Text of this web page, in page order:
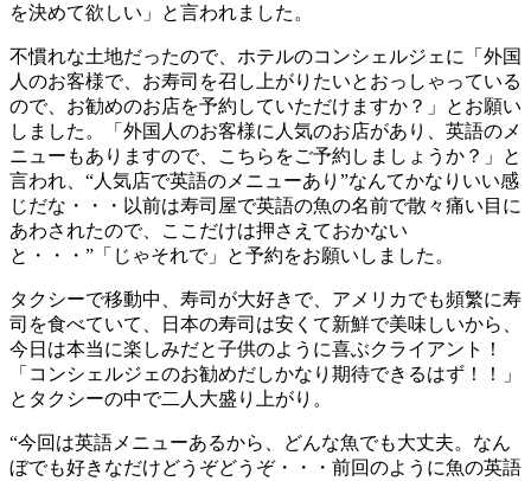
を決めて欲しい」と言われました。
不慣れな土地だったので、ホテルのコンシェルジェに「外国
人のお客様で、お寿司を召し上がりたいとおっしゃっている
ので、お勧めのお店を予約していただけますか？」とお願い
しました。「外国人のお客様に人気のお店があり、英語のメ
ニューもありますので、こちらをご予約しましょうか？」と
言われ、“人気店で英語のメニューあり”なんてかなりいい感
じだな・・・以前は寿司屋で英語の魚の名前で散々痛い目に
あわされたので、ここだけは押さえておかない
と・・・”「じゃそれで」と予約をお願いしました。
タクシーで移動中、寿司が大好きで、アメリカでも頻繁に寿
司を食べていて、日本の寿司は安くて新鮮で美味しいから、
今日は本当に楽しみだと子供のように喜ぶクライアント！
「コンシェルジェのお勧めだしかなり期待できるはず！！」
とタクシーの中で二人大盛り上がり。
“今回は英語メニューあるから、どんな魚でも大丈夫。なん
ぼでも好きなだけどうぞどうぞ・・・前回のように魚の英語